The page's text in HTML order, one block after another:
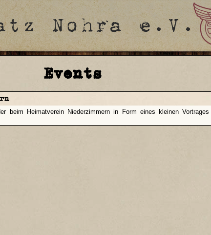
Events
beim Heimatverein Niederzimmern in Form eines kleinen